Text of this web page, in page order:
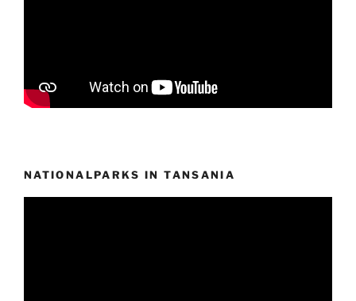
NATIONALPARKS IN TANSANIA